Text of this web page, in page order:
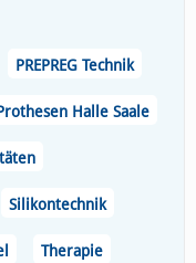
PREPREG Technik
Halle Saale
Silikontechnik
Therapie